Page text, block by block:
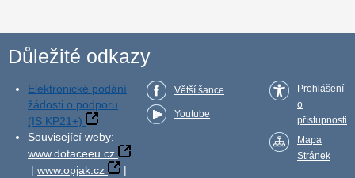
Důležité odkazy
Elektronické podání
žádosti o podporu
(IS KP21+)
Související weby:
www.dotaceeu.cz
| www.opjak.cz
|
Větší šance
Youtube
Prohlášení
o
přístupnosti
Mapa
Stránek